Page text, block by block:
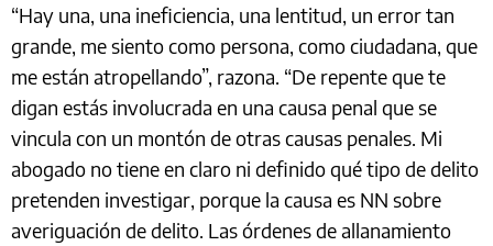
“Hay una, una ineficiencia, una lentitud, un error tan
grande, me siento como persona, como ciudadana, que
me están atropellando”, razona. “De repente que te
digan estás involucrada en una causa penal que se
vincula con un montón de otras causas penales. Mi
abogado no tiene en claro ni definido qué tipo de delito
pretenden investigar, porque la causa es NN sobre
averiguación de delito. Las órdenes de allanamiento